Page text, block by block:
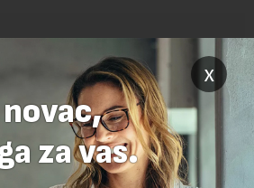
x
za vas.